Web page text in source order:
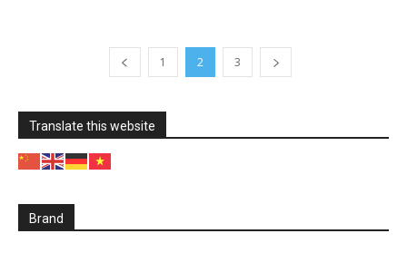
1 2 3
Translate this website
Brand